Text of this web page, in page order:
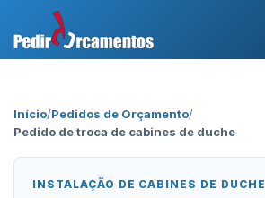
Início/Pedidos de Orçamento/
Pedido de troca de cabines de duche
INSTALAÇÃO DE CABINES DE DUCHE
Área Profissional
Como Funciona?